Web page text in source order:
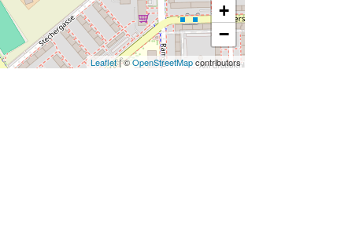
+
−
Leaflet| ©OpenStreetMapcontributors